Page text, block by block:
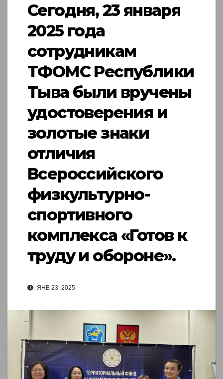
Сегодня, 23 января
2025 года
сотрудникам
ТФОМС Республики
Тыва были вручены
удостоверения и
золотые знаки
отличия
Всероссийского
физкультурно-
спортивного
комплекса «Готов к
труду и обороне».
ЯНВ 23, 2025